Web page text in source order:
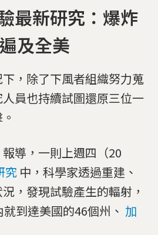
最新研究：爆炸
及全美
，除了下風者組織努力蒐
員也持續試圖還原三位一
導，一則上週四（20
究 中，科學家透過重建、
，發現試驗產生的輻射，
到達美國的46個州、 加